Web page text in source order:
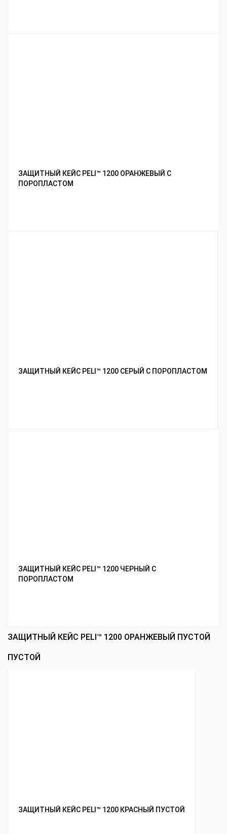
ЗАЩИТНЫЙ КЕЙС PELI™ 1200 ОРАНЖЕВЫЙ С
ПОРОПЛАСТОМ
ЗАЩИТНЫЙ КЕЙС PELI™ 1200 СЕРЫЙ С ПОРОПЛАСТОМ
ЗАЩИТНЫЙ КЕЙС PELI™ 1200 ЧЕРНЫЙ С
ПОРОПЛАСТОМ
ЗАЩИТНЫЙ КЕЙС PELI™ 1200 ОРАНЖЕВЫЙ ПУСТОЙ
ПУСТОЙ
ЗАЩИТНЫЙ КЕЙС PELI™ 1200 КРАСНЫЙ ПУСТОЙ